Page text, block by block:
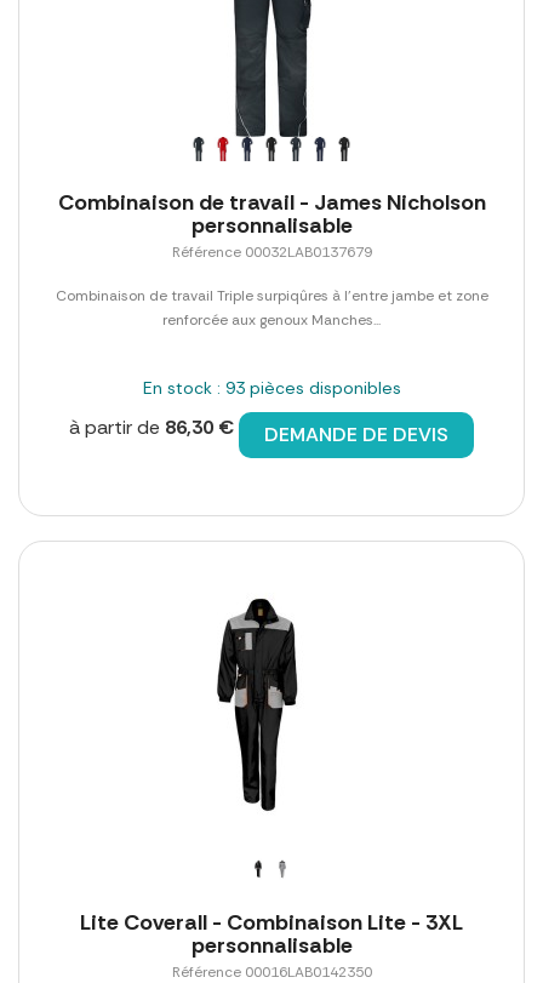
Combinaison de travail - James Nicholson
personnalisable
Référence 00032LAB0137679
Combinaison de travail Triple surpiqûres à l'entre jambe et zone
renforcée aux genoux Manches...
En stock : 93 pièces disponibles
à partir de 86,30 € DEMANDE DE DEVIS
Lite Coverall - Combinaison Lite - 3XL
personnalisable
Référence 00016LAB0142350